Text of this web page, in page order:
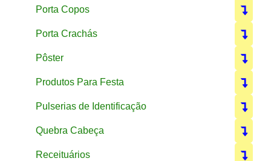
Porta Copos
Porta Crachás
Pôster
Produtos Para Festa
Pulserias de Identificação
Quebra Cabeça
Receituários